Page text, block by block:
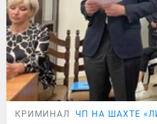
КРИМИНАЛ ЧП НА ШАХТЕ